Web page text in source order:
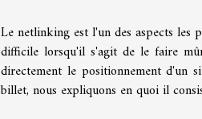
Le netlinking est l'un des aspects les
difficile lorsqu'il s'agit de le faire
directement le positionnement d'un
billet, nous expliquons en quoi il